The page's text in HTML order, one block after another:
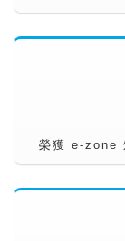
榮獲 e-zone